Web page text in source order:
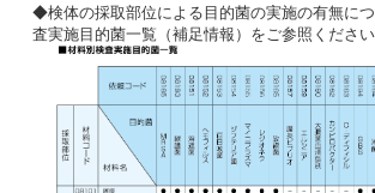
◆検体の採取部位による目的菌の実施の有無に
査実施目的菌一覧（補足情報）をご参照ください